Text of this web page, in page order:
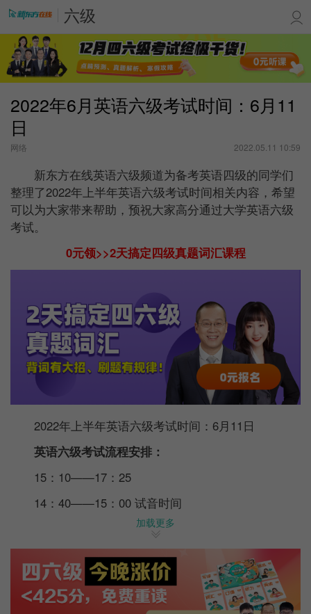
六级
2022年6月英语六级考试时间：6月11
日
网络 2022.05.11 10:59
新东方在线英语六级频道为备考英语四级的同学们
整理了2022年上半年英语六级考试时间相关内容，希望
可以为大家带来帮助，预祝大家高分通过大学英语六级
考试。
0元领>>2天搞定四级真题词汇课程
2022年上半年英语六级考试时间：6月11日
英语六级考试流程安排：
15：10——17：25
14：40——15：00 试音时间
15：00——15：10 阅读考场注意事项，发放考卷，
贴条形码
15：10——15：40 作文考试阶段
15：40——16：10 听力测试
加载更多